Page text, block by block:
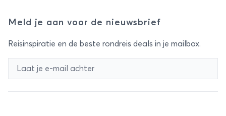
Meld je aan voor de nieuwsbrief
Reisinspiratie en de beste rondreis deals in je mailbox.